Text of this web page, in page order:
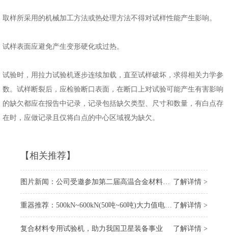
取样所采用的机械加工方法或热处理方法不得对试样性能产生影响。
试样表面应避免产生变形硬化或过热。
试验时，用拉力试验机逐步连续加载，直至试样破坏，求得相关力学参
数。试样断裂后，应检验断口表面，在断口上对试验可能产生有害影响
的缺欠都应在报告中记录，记录包括缺欠类型、尺寸和数量，有白点存
在时，应做记录且仅将白点的中心区域视为缺欠。
【相关推荐】
了解详情 >
图片新闻：公司受邀参加第二届高温合金材料大会
了解详情 >
重器推荐：500kN~600kN(50吨~60吨)大力值电子万能试验机
了解详情 >
复合材料专用试验机，助力我国卫星装备事业